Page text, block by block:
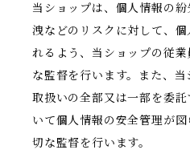
当ショップは、個人情報の
洩などのリスクに対して、
れるよう、当ショップの従
な監督を行います。また、
取扱いの全部又は一部を委
いて個人情報の安全管理が
切な監督を行います。